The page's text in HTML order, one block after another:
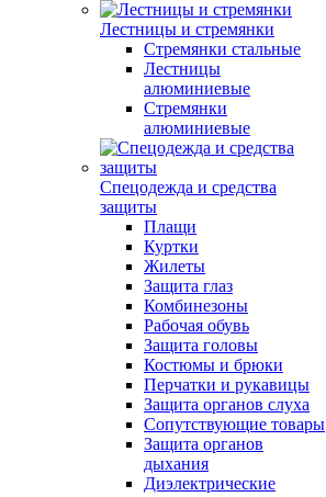
Лестницы и стремянки
Стремянки стальные
Лестницы
алюминиевые
Стремянки
алюминиевые
Спецодежда и средства
защиты
Плащи
Куртки
Жилеты
Защита глаз
Комбинезоны
Рабочая обувь
Защита головы
Костюмы и брюки
Перчатки и рукавицы
Защита органов слуха
Сопутствующие товары
Защита органов
дыхания
Диэлектрические